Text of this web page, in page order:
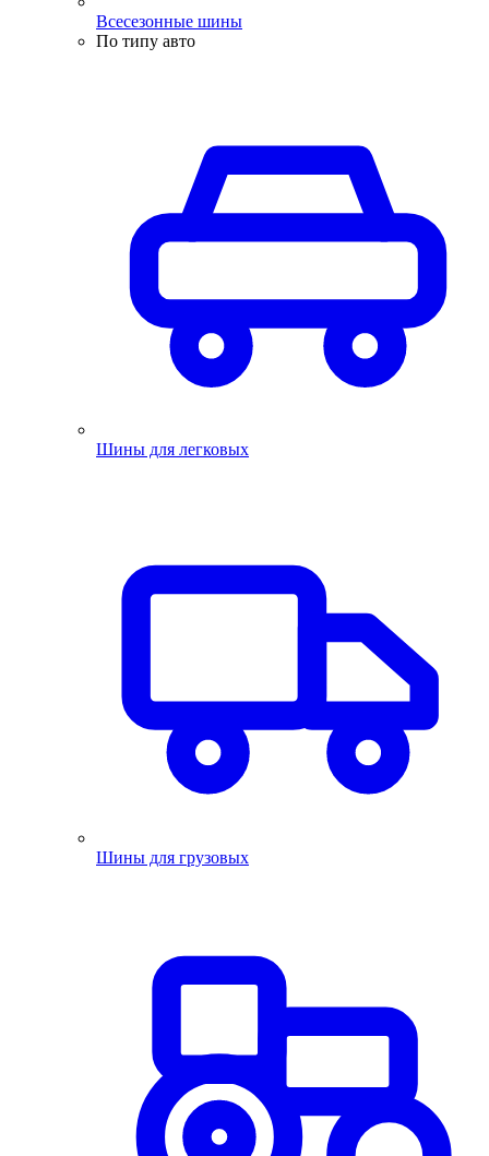
Всесезонные шины
По типу авто
Шины для легковых
Шины для грузовых